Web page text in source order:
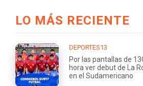
LO MÁS RECIENTE
DEPORTES13
Por las pantallas de
hora ver debut de La
en el Sudamericano